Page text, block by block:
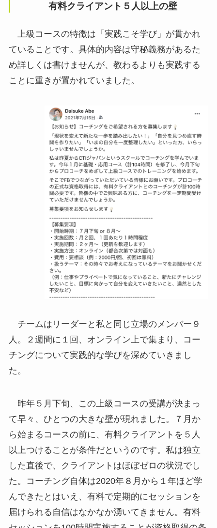
有料クライアント５人以上の壁
上級コースの特徴は「実践こそ学び」が貫かれ
ていることです。具体的内容は守秘義務があるた
め詳しくは書けませんが、教わるよりも実践する
ことに重きが置かれていました。
チームはリーダーと私と同じ立場のメンバー９
人。２週間に１回、オンライン上で集まり、コー
チングについて実践的な学びを深めていきまし
た。
昨年５月下旬、この上級コースの受講が決まっ
て早々、ひとつの大きな壁が現れました。７月か
ら始まるコースの前に、有料クライアントを５人
以上つけることが条件だというのです。私は独立
した直後で、クライアントはほぼゼロの状況でし
た。コーチング自体は2020年８月から１年ほど学
んできたとはいえ、有料で定期的にセッションを
届けられる自信はなかなか湧いてきません。有料